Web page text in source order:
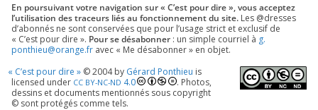
En pour­sui­vant votre navi­ga­tion sur « C’est pour dire », vous accep­tez
l’utilisation des tra­ceurs liés au fonc­tion­ne­ment du site. Les @dresses
d’a­bon­nés ne sont conser­vées que pour l’u­sage strict et exclu­sif de
« C’est pour dire ». Pour se désa­bon­ner : un simple cour­riel à g.​
ponthieu@​orange.​fr avec « Me désa­bon­ner » en objet.
« C’est pour dire » ©2004by Gérard Ponthieu is
licen­sed under CC BY-NC-ND 4.0
. Photos,
des­sins et docu­ments men­tion­nés sous copy­right
© sont pro­té­gés comme tels.